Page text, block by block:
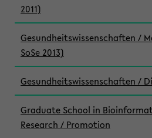
2011)
Gesundheitswissenschaften /
SoSe 2013)
Gesundheitswissenschaften /
Graduate School in
Research / Promotion